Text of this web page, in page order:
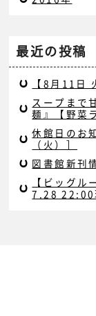
最近の投稿
【8月11日
スープまで
麺』【野菜
休館日のお
（火）］
図書館新刊
【ビッグ
7.28 22:00